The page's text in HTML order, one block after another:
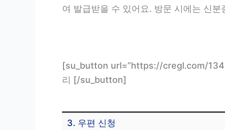
여 발급받을 수 있어요. 방문 시에는 신
[su_button url=”https://cregl.com/
리 [/su_button]
3. 우편 신청